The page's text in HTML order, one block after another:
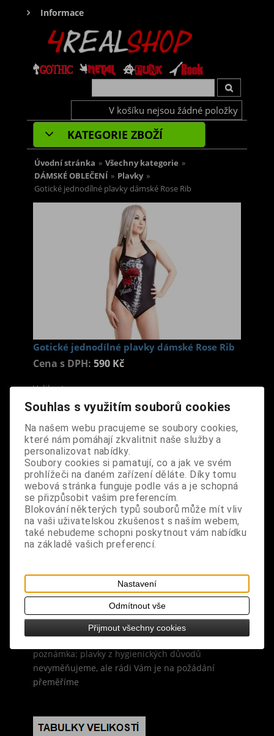
Informace
V košíku nejsou žádné položky
KATEGORIE ZBOŽÍ
Úvodní stránka » Všechny kategorie »
DÁMSKÉ OBLEČENÍ » Plavky »
Gotické jednodílné plavky dámské Rose Rib
Gotické jednodílné plavky dámské Rose Rib
Cena s DPH: 590 Kč
Velikost
M
Dodání dny:skladem
ks
Koupit
Tabulky velikostí: zde
Výrobce: import UK
Katalogové číslo: OBECPLABPDA4938
Záruka (měsíců):24
Dotaz na výrobek
Tisk
design: černá barva, šedo-červený potisk, ramínka
se zavazováním za krkem
velikostní tabulka: A
poznámka: plavky z hygienických důvodů
nevyměňujeme, ale rádi Vám je na požádání
přeměříme
Souhlas s využitím souborů cookies
Na našem webu pracujeme se soubory cookies,
které nám pomáhají zkvalitnit naše služby a
personalizovat nabídky.
Soubory cookies si pamatují, co a jak ve svém
prohlížeči na daném zařízení děláte. Díky tomu
webová stránka funguje podle vás a je schopná
se přizpůsobit vašim preferencím.
Blokování některých typů souborů může mít vliv
na vaši uživatelskou zkušenost s naším webem,
také nebudeme schopni poskytnout vám nabídku
na základě vašich preferencí.
Nastavení
Odmítnout vše
Přijmout všechny cookies